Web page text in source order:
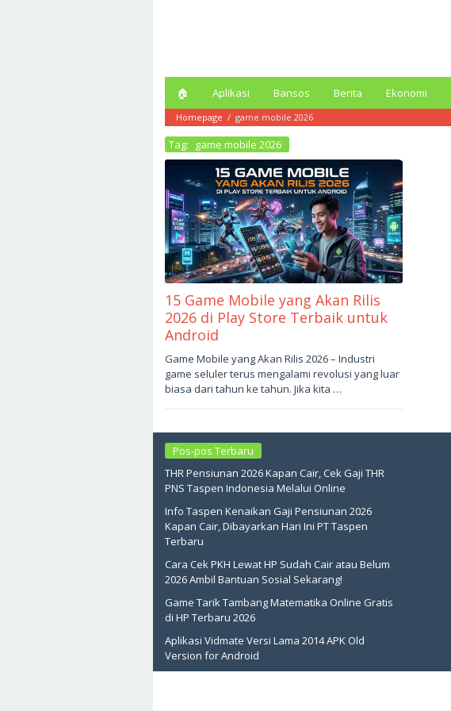
🏠︎ Aplikasi Bansos Berita Ekonomi
Homepage / game mobile 2026
Tag: game mobile 2026
15 Game Mobile yang Akan Rilis
2026 di Play Store Terbaik untuk
Android
Mei
2026
oleh
sukantengah
Game Mobile yang Akan Rilis 2026 – Industri
game seluler terus mengalami revolusi yang luar
biasa dari tahun ke tahun. Jika kita …
Pos-pos Terbaru
THR Pensiunan 2026 Kapan Cair, Cek Gaji THR
PNS Taspen Indonesia Melalui Online
Info Taspen Kenaikan Gaji Pensiunan 2026
Kapan Cair, Dibayarkan Hari Ini PT Taspen
Terbaru
Cara Cek PKH Lewat HP Sudah Cair atau Belum
2026 Ambil Bantuan Sosial Sekarang!
Game Tarik Tambang Matematika Online Gratis
di HP Terbaru 2026
Aplikasi Vidmate Versi Lama 2014 APK Old
Version for Android